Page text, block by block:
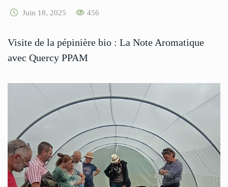
Juin 18, 2025 456
Visite de la pépinière bio : La Note Aromatique
avec Quercy PPAM